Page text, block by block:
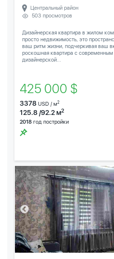
Центральный район
503 просмотров
Дизайнерская квартира в жилом
просто недвижимость, это
ваш ритм жизни, подчеркивая ваш
роскошная квартира с
дизайнерской...
425 000 $
3378 USD / м2
125.8 /92.2 м2
2018 год постройки